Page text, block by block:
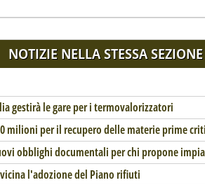
NOTIZIE NELLA STESSA SEZIONE
gestirà le gare per i termovalorizzatori
milioni per il recupero delle materie prime
obblighi documentali per chi propone
l'adozione del Piano rifiuti